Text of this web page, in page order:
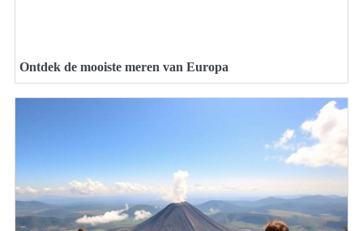
Ontdek de mooiste meren van Europa